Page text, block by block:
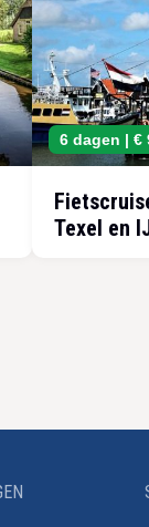
6 dagen |€
Texel en